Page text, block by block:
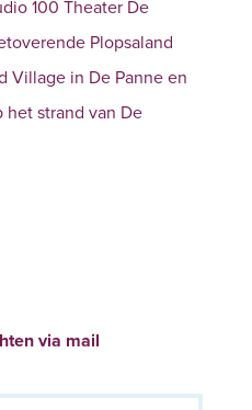
100 Theater De
Plopsaland
Village in De Panne en
het strand van De
via mail